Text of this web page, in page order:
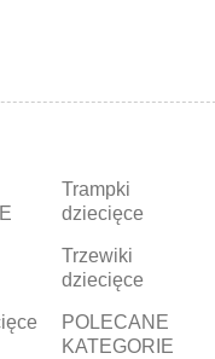
Trampki
dziecięce
Trzewiki
dziecięce
POLECANE
KATEGORIE